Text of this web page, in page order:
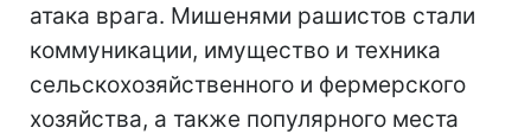
атака врага. Мишенями рашистов стали
коммуникации, имущество и техника
сельскохозяйственного и фермерского
хозяйства, а также популярного места